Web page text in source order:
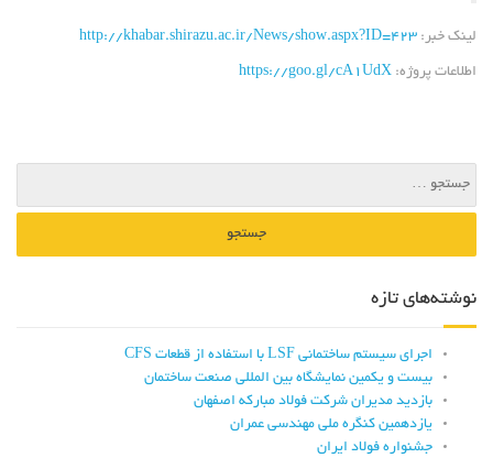
لینک خبر: http://khabar.shirazu.ac.ir/News/show.aspx?ID=423
اطلاعات پروژه: https://goo.gl/cA1UdX
نوشته‌های تازه
اجرای سیستم ساختمانی LSF با استفاده از قطعات CFS
بیست و یکمین نمایشگاه بین المللی صنعت ساختمان
بازدید مدیران شرکت فولاد مبارکه اصفهان
یازدهمین کنگره ملی مهندسی عمران
جشنواره فولاد ایران